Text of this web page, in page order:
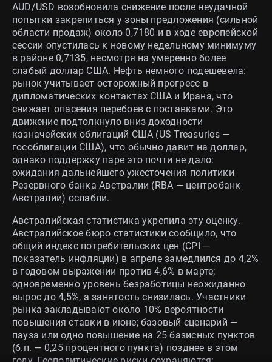
AUD/USD возобновила снижение после неудачной
попытки закрепиться у зоны предложения (сильной
области продаж) около 0,7180 и в ходе европейской
сессии опустилась к новому недельному минимуму
в районе 0,7135, несмотря на умеренно более
слабый доллар США. Нефть немного подешевела:
рынок учитывает осторожный прогресс в
дипломатических контактах США и Ирана, что
снижает опасения перебоев с поставками. Это
движение подтолкнуло вниз доходности
казначейских облигаций США (US Treasuries —
гособлигации США), что обычно давит на доллар,
однако поддержку паре это почти не дало:
ожидания дальнейшего ужесточения политики
Резервного банка Австралии (RBA — центробанк
Австралии) ослабли.
Австралийская статистика укрепила эту оценку.
Австралийское бюро статистики сообщило, что
общий индекс потребительских цен (CPI —
показатель инфляции) в апреле замедлился до 4,2%
в годовом выражении против 4,6% в марте;
одновременно уровень безработицы неожиданно
вырос до 4,5%, а занятость снизилась. Участники
рынка закладывают около 10% вероятности
повышения ставки в июне; базовый сценарий —
пауза или одно повышение на 25 базисных пунктов
(б.п. — 0,25 процентного пункта) позднее в этом